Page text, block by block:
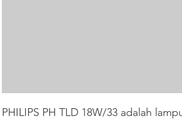
PHILIPS PH TLD 18W/33 adalah